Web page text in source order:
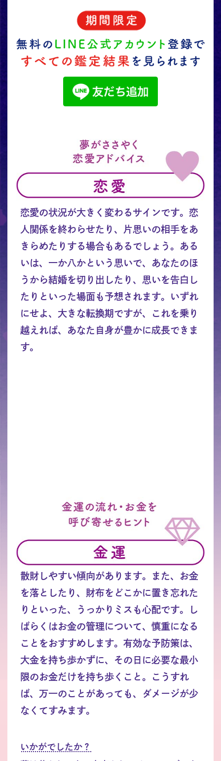
恋愛の状況が大きく変わるサインです。恋
人関係を終わらせたり、片思いの相手をあ
きらめたりする場合もあるでしょう。ある
いは、一か八かという思いで、あなたのほ
うから結婚を切り出したり、思いを告白し
たりといった場面も予想されます。いずれ
にせよ、大きな転換期ですが、これを乗り
越えれば、あなた自身が豊かに成長できま
す。
散財しやすい傾向があります。また、お金
を落としたり、財布をどこかに置き忘れた
りといった、うっかりミスも心配です。し
ばらくはお金の管理について、慎重になる
ことをおすすめします。有効な予防策は、
大金を持ち歩かずに、その日に必要な最小
限のお金だけを持ち歩くこと。こうすれ
ば、万一のことがあっても、ダメージが少
なくてすみます。
いかがでしたか？